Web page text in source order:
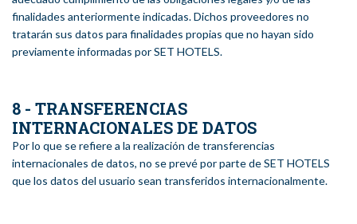
finalidades anteriormente indicadas. Dichos proveedores no
tratarán sus datos para finalidades propias que no hayan sido
previamente informadas por SET HOTELS.
8 - TRANSFERENCIAS
INTERNACIONALES DE DATOS
Por lo que se refiere a la realización de transferencias
internacionales de datos, no se prevé por parte de SET HOTELS
que los datos del usuario sean transferidos internacionalmente.